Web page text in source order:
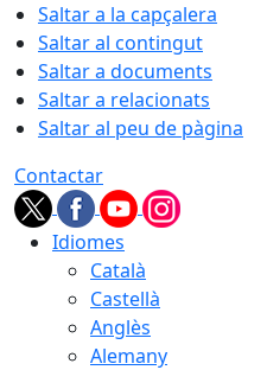
Saltar a la capçalera
Saltar al contingut
Saltar a documents
Saltar a relacionats
Saltar al peu de pàgina
Contactar
Idiomes
Català
Castellà
Anglès
Alemany